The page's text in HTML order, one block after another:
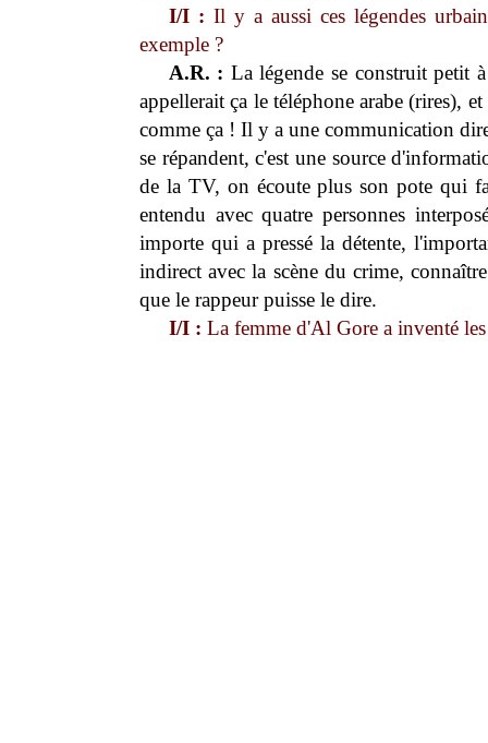
I/I : Il y a aussi ces légendes
exemple ?
A.R. : La légende se construit petit
appellerait ça le téléphone arabe (rires),
comme ça ! Il y a une communication
se répandent, c'est une source
de la TV, on écoute plus son pote qui
entendu avec quatre personnes
importe qui a pressé la détente,
indirect avec la scène du crime,
que le rappeur puisse le dire.
I/I : La femme d'Al Gore a inventé